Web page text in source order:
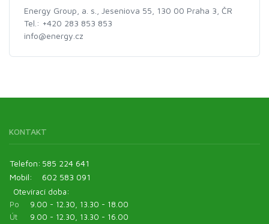
Energy Group, a. s., Jeseniova 55, 130 00 Praha 3, ČR
Tel.: +420 283 853 853
info@energy.cz
KONTAKT
Telefon: 585 224 641
Mobil:
602 583 091
Otevírací doba:
Po
9.00 - 12.30, 13.30 - 18.00
Út
9.00 - 12.30, 13.30 - 16.00